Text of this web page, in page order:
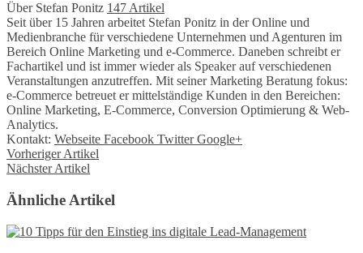
Über Stefan Ponitz 147 Artikel
Seit über 15 Jahren arbeitet Stefan Ponitz in der Online und
Medienbranche für verschiedene Unternehmen und Agenturen im
Bereich Online Marketing und e-Commerce. Daneben schreibt er
Fachartikel und ist immer wieder als Speaker auf verschiedenen
Veranstaltungen anzutreffen. Mit seiner Marketing Beratung fokus:
e-Commerce betreuet er mittelständige Kunden in den Bereichen:
Online Marketing, E-Commerce, Conversion Optimierung & Web-
Analytics.
Kontakt: Webseite Facebook Twitter Google+
Vorheriger Artikel
Nächster Artikel
Ähnliche Artikel